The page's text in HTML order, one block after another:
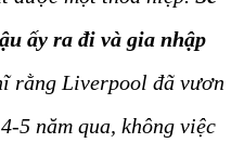
ấy ra đi và gia nhập
rằng Liverpool đã vươn
5 năm qua, không việc